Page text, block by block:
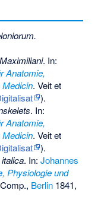
. In:
Anatomie,
. Veit et
).
. In:
Anatomie,
. Veit et
).
italica. In: Johannes
Physiologie und
Berlin1841,